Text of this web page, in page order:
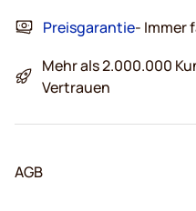
Preisgarantie- Immer
Mehr als 2.000.000
Vertrauen
AGB